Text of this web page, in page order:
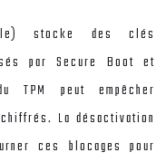
stocke des clés
par Secure Boot et
TPM peut empêcher
La désactivation
ces blocages pour